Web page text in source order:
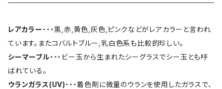
レアカラー・・・黒,赤,黄色,灰色,ピンクなどがレアカラーと言われ
ています。またコバルトブルー,乳白色系も比較的珍しい。
シーマーブル・・・ビー玉から生まれたシーグラスでシー玉とも呼
ばれている。
ウランガラス(UV)・・・着色剤に微量のウランを使用したガラスで、